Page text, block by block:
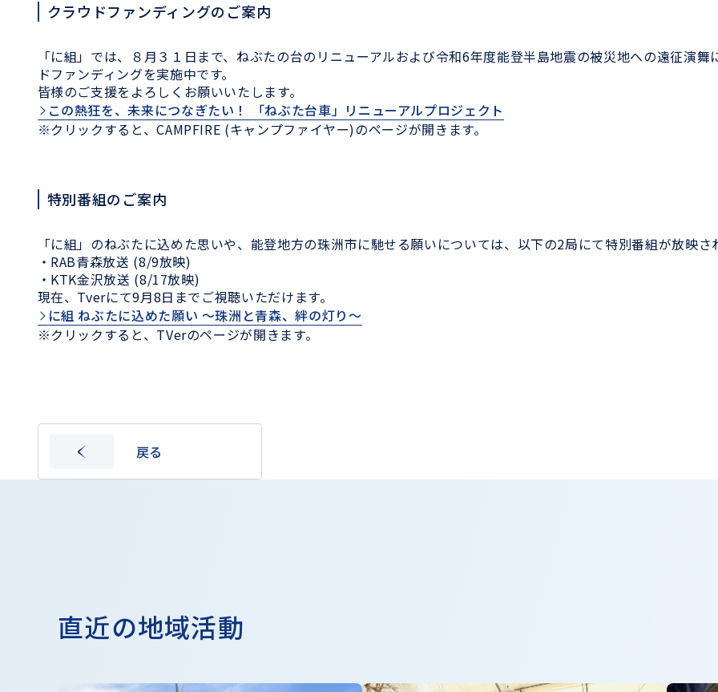
クラウドファンディングのご案内
「に組」では、８月３１日まで、ねぶたの台のリニューアルおよび令和6年度能登半島地震の被災地への遠征演舞
ドファンディングを実施中です。
皆様のご支援をよろしくお願いいたします。
この熱狂を、未来につなぎたい！ 「ねぶた台車」リニューアルプロジェクト
※クリックすると、CAMPFIRE (キャンプファイヤー)のページが開きます。
特別番組のご案内
「に組」のねぶたに込めた思いや、能登地方の珠洲市に馳せる願いについては、以下の2局にて特別番組が放映さ
・ RAB青森放送 (8/9放映)
・ KTK金沢放送 (8/17放映)
現在、 Tverにて9月8日までご視聴いただけます。
に組 ねぶたに込めた願い 〜珠洲と青森、絆の灯り〜
※クリックすると、TVerのページが開きます。
戻る
直近の地域活動